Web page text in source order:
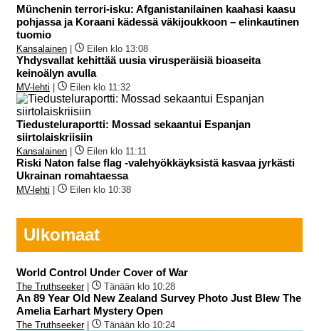
Münchenin terrori-isku: Afganistanilainen kaahasi kaasu
pohjassa ja Koraani kädessä väkijoukkoon – elinkautinen
tuomio
Kansalainen Eilen klo 13:08
Yhdysvallat kehittää uusia virusperäisiä bioaseita
keinoälyn avulla
MV-lehti Eilen klo 11:32
Tiedusteluraportti: Mossad sekaantui Espanjan
siirtolaiskriisiin
Kansalainen Eilen klo 11:11
Riski Naton false flag -valehyökkäyksistä kasvaa jyrkästi
Ukrainan romahtaessa
MV-lehti Eilen klo 10:38
Ulkomaat
World Control Under Cover of War
The Truthseeker| Tänään klo 10:28
An 89 Year Old New Zealand Survey Photo Just Blew The
Amelia Earhart Mystery Open
The Truthseeker| Tänään klo 10:24